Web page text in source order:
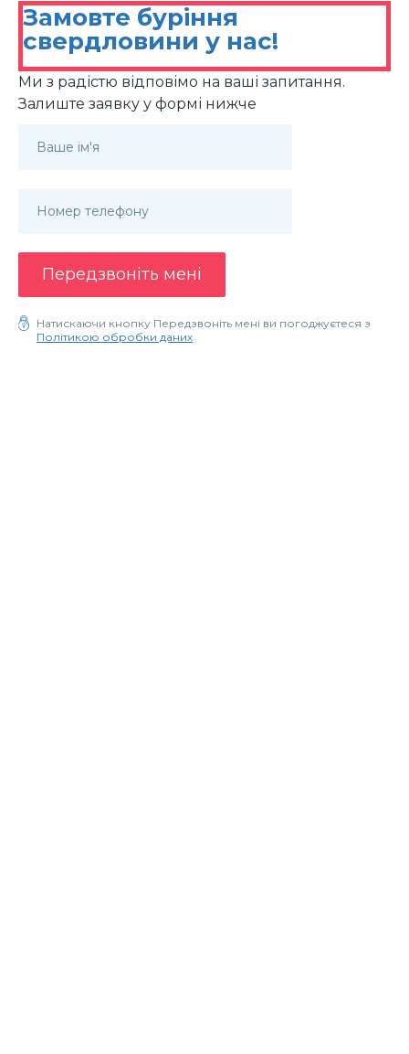
Замовте буріння
свердловини у нас!
Ми з радістю відповімо на ваші запитання.
Залиште заявку у формі нижче
Передзвоніть мені
Натискаючи кнопку Передзвоніть мені ви погоджуєтеся з
Політикою обробки даних